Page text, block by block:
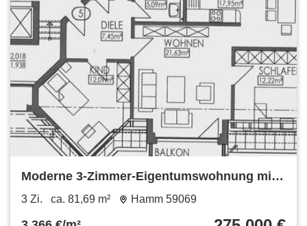
Moderne 3-Zimmer-Eigentumswohnung mit
Balkon, Aufzug & Tiefgarage
3 Zi. ca. 81,69 m² Hamm 59069